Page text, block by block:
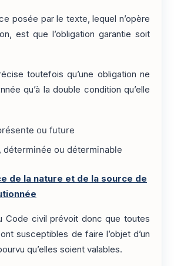
posée par le texte, lequel n’opère
est que l’obligation garantie soit
toutefois qu’une obligation ne
qu’à la double condition qu’elle
ou future
déterminée ou déterminable
de la nature et de la source de
Code civil prévoit donc que toutes
susceptibles de faire l’objet d’un
qu’elles soient valables.